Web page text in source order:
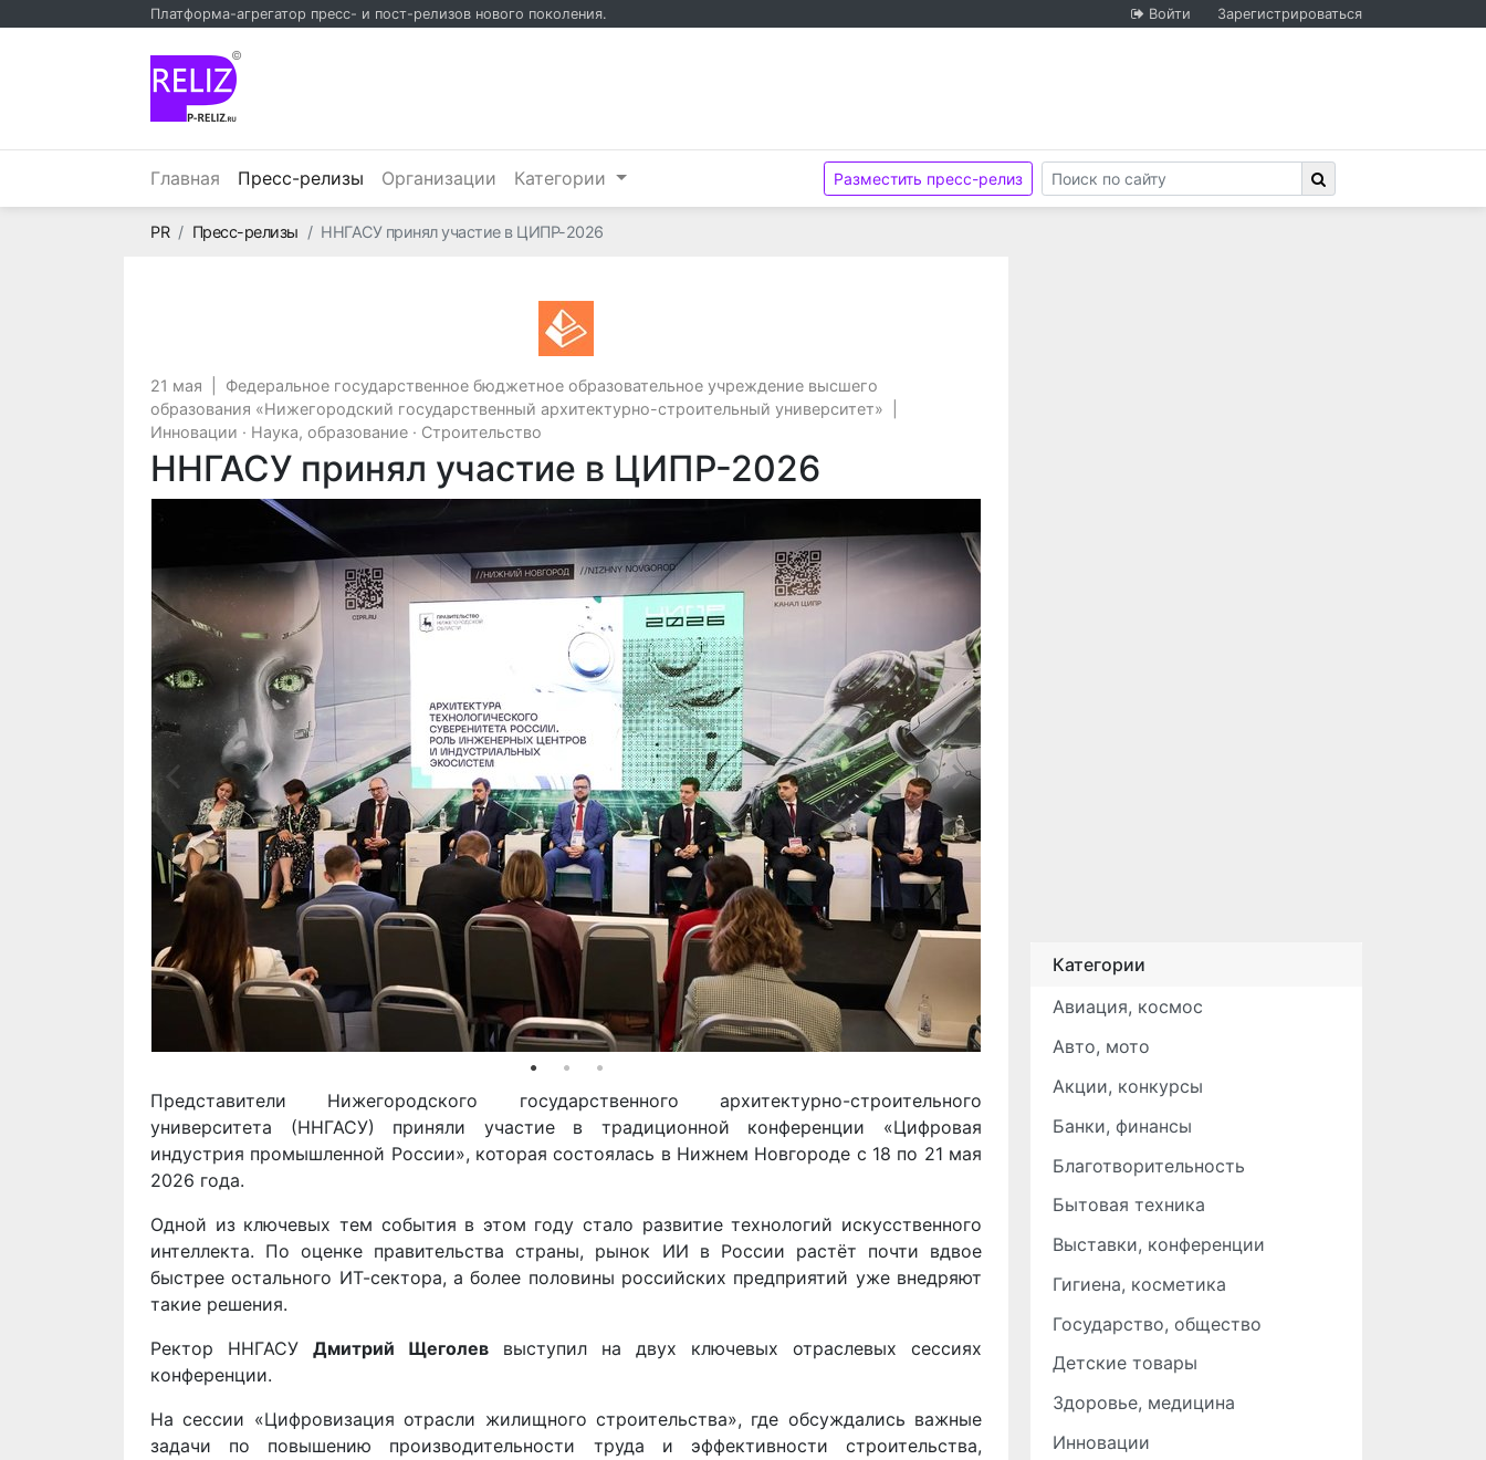
Платформа-агрегатор пресс- и пост-релизов нового поколения. Войти Зарегистрироваться
©
Главная Пресс-релизы (текущий)
Организации Категории Разместить пресс-релиз
PRГлавная
Пресс-релизы ННГАСУ принял участие в ЦИПР-2026
21 мая
Федеральное государственное бюджетное образовательное учреждение высшего
образования «Нижегородский государственный архитектурно-строительный университет»
Инновации · Наука, образование · Строительство
ННГАСУ принял участие в ЦИПР-2026
Представители Нижегородского государственного архитектурно-строительного
университета (ННГАСУ) приняли участие в традиционной конференции «Цифровая
индустрия промышленной России», которая состоялась в Нижнем Новгороде с 18 по 21 мая
2026 года.
Одной из ключевых тем события в этом году стало развитие технологий искусственного
интеллекта. По оценке правительства страны, рынок ИИ в России растёт почти вдвое
быстрее остального ИТ-сектора, а более половины российских предприятий уже внедряют
такие решения.
Ректор ННГАСУ Дмитрий Щеголев выступил на двух ключевых отраслевых сессиях
конференции.
На сессии «Цифровизация отрасли жилищного строительства», где обсуждались важные
задачи по повышению производительности труда и эффективности строительства,
Категории
Авиация, космос
Авто, мото
Акции, конкурсы
Банки, финансы
Благотворительность
Бытовая техника
Выставки, конференции
Гигиена, косметика
Государство, общество
Детские товары
Здоровье, медицина
Инновации